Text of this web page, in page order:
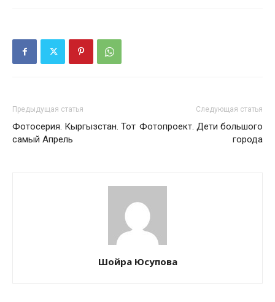
Предыдущая статья
Фотосерия. Кыргызстан. Тот
самый Апрель
Следующая статья
Фотопроект. Дети большого
города
Шойра Юсупова